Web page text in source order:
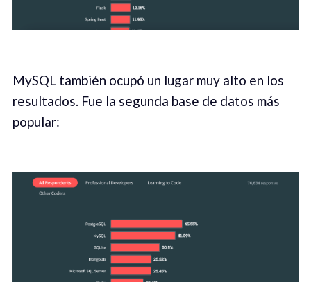
MySQL también ocupó un lugar muy alto en los
resultados. Fue la segunda base de datos más
popular: